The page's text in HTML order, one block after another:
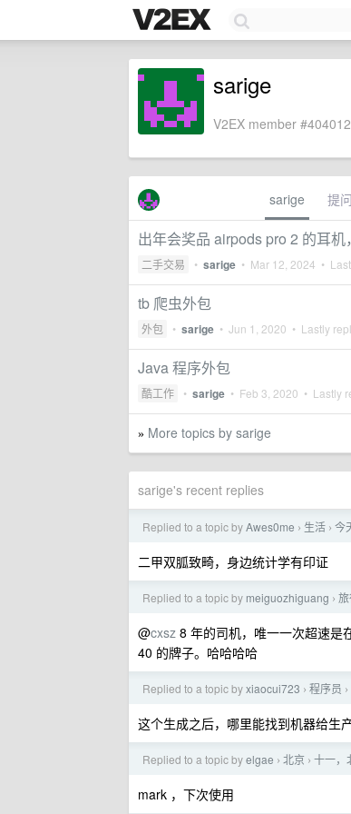
sarige
V2EX member
sarige 提问
出年会奖品 airpods pro 2 的耳
二手交易 • sarige • Mar 12, 2024 •
tb 爬虫外包
外包 • sarige • Jun 1, 2020 • Lastly
Java 程序外包
酷工作 • sarige • Feb 3, 2020 • Lastly
» More topics by sarige
sarige's recent replies
Replied to a topic byAwes0me › 生活 › 今
二甲双胍致畸，身边统计学有印证
Replied to a topic by meiguozhiguang ›
@cxsz 8 年的司机，唯一一次超速是
40 的牌子。哈哈哈哈
Replied to a topic byxiaocui723 › 程序员 ›
这个生成之后，哪里能找到机器给生
Replied to a topic byelgae › 北京 › 十一，
mark ，下次使用